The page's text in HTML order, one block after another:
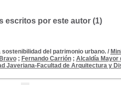
escritos por este autor (1)
del patrimonio urbano./
; Fernando Carrión; Alcaldía Mayor
Javeriana-Facultad de Arquitectura y